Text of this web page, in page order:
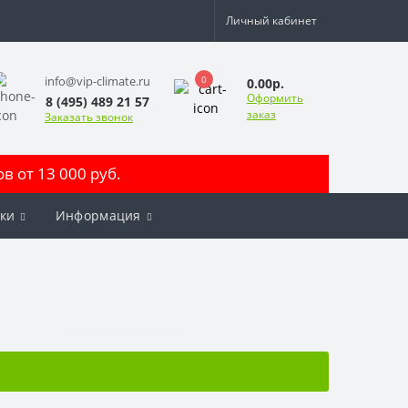
Личный кабинет
info@vip-climate.ru
8 (495) 489 21 57
Заказать звонок
0 0.00р.
Оформить
заказ
от 13 000 руб.
Информация